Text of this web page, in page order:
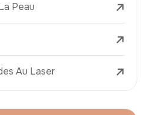
Peau
Au Laser